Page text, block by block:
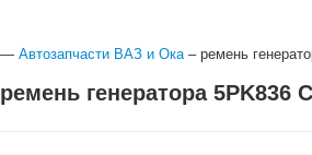
— Автозапчасти ВАЗ и Ока– ремень
ремень генератора 5PK836